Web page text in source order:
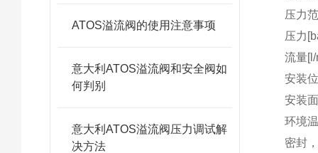
ATOS溢流阀的使用注意事项
意大利ATOS溢流阀和安全阀如
何判别
意大利ATOS溢流阀压力调试解
决方法
压力
压力
流量
安装
安装
环境
密封